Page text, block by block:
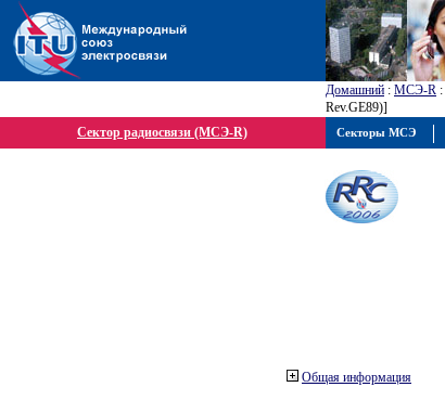
Домашний : МСЭ-R :
Rev.GE89)]
Сектор радиосвязи (МСЭ-R)
Общая информация
Секторы МСЭ